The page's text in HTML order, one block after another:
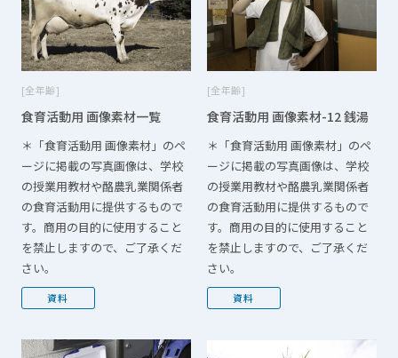
全年齢
食育活動用 画像素材一覧
＊「食育活動用 画像素材」のペ
ージに掲載の写真画像は、学校
の授業用教材や酪農乳業関係者
の食育活動用に提供するもので
す。商用の目的に使用すること
を禁止しますので、ご了承くだ
さい。
資料
全年齢
食育活動用 画像素材-12 銭湯
＊「食育活動用 画像素材」のペ
ージに掲載の写真画像は、学校
の授業用教材や酪農乳業関係者
の食育活動用に提供するもので
す。商用の目的に使用すること
を禁止しますので、ご了承くだ
さい。
資料